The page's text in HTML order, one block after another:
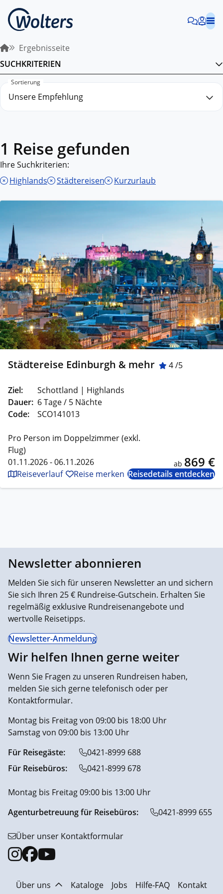
Ergebnisseite
SUCHKRITERIEN
Sortierung
1 Reise gefunden
Ihre Suchkriterien:
Highlands
Städtereisen Kurzurlaub
Städtereise Edinburgh & mehr 4 /5
Ziel:
Schottland | Highlands
Dauer: 6 Tage / 5 Nächte
Code:
SCO141013
Pro Person im Doppelzimmer (exkl.
Flug)
01.11.2026 - 06.11.2026
ab 869 €
Reiseverlauf Reise merken Reisedetails entdecken
Newsletter abonnieren
Melden Sie sich für unseren Newsletter an und sichern
Sie sich Ihren 25 € Rundreise-Gutschein. Erhalten Sie
regelmäßig exklusive Rundreisenangebote und
wertvolle Reisetipps.
Newsletter-Anmeldung
Wir helfen Ihnen gerne weiter
Wenn Sie Fragen zu unseren Rundreisen haben,
melden Sie sich gerne telefonisch oder per
Kontaktformular.
Montag bis Freitag von 09:00 bis 18:00 Uhr
Samstag von 09:00 bis 13:00 Uhr
Für Reisegäste:
0421-8999 688
Für Reisebüros:
0421-8999 678
Montag bis Freitag 09:00 bis 13:00 Uhr
Agenturbetreuung für Reisebüros:
0421-8999 655
Über unser Kontaktformular
Über uns Kataloge Jobs Hilfe-FAQ Kontakt